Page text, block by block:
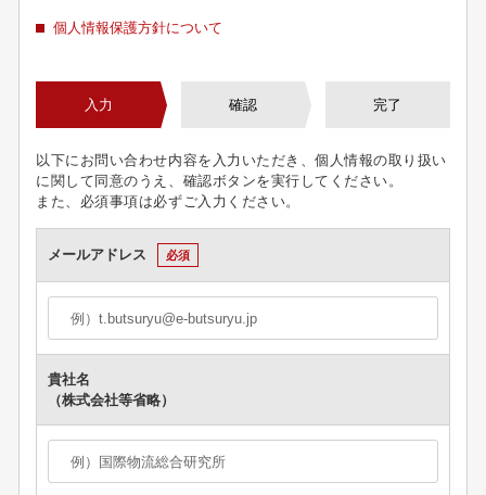
個人情報保護方針について
入力 確認 完了
以下にお問い合わせ内容を入力いただき、個人情報の取り扱い
に関して同意のうえ、確認ボタンを実行してください。
また、必須事項は必ずご入力ください。
メールアドレス 必須
貴社名
（株式会社等省略）